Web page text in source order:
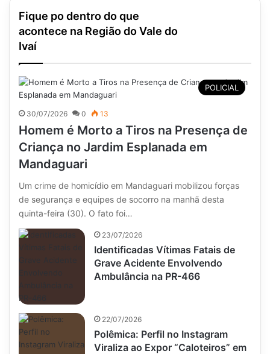
Fique po dentro do que
acontece na Região do Vale do
Ivaí
POLICIAL
30/07/2026 0 13
Homem é Morto a Tiros na Presença de
Criança no Jardim Esplanada em
Mandaguari
Um crime de homicídio em Mandaguari mobilizou forças
de segurança e equipes de socorro na manhã desta
quinta-feira (30). O fato foi…
23/07/2026
Identificadas Vítimas Fatais de
Grave Acidente Envolvendo
Ambulância na PR-466
22/07/2026
Polêmica: Perfil no Instagram
Viraliza ao Expor “Caloteiros” em